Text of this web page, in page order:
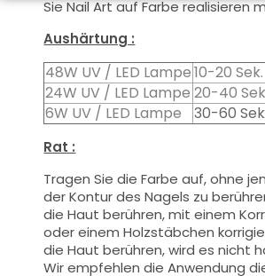
Sie Nail Art auf Farbe realisieren
Aushärtung :
48W UV / LED Lampe10-20 Sek.
24W UV / LED Lampe 20-40
6W UV / LED Lampe
30-60
Rat :
Tragen Sie die Farbe auf, ohne
der Kontur des Nagels zu
die Haut berühren, mit einem
oder einem Holzstäbchen
die Haut berühren, wird es nicht
Wir empfehlen die Anwendung